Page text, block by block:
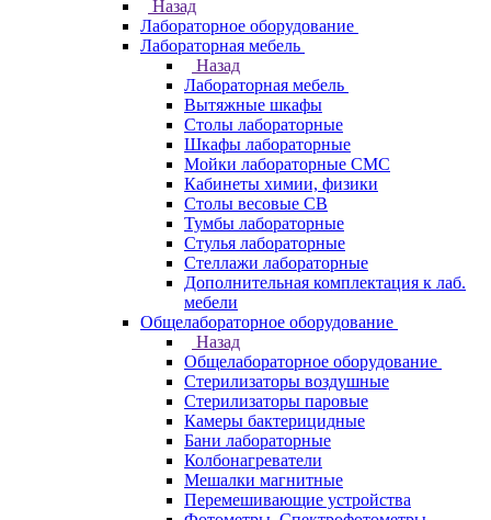
Назад
Лабораторное оборудование
Лабораторная мебель
Назад
Лабораторная мебель
Вытяжные шкафы
Столы лабораторные
Шкафы лабораторные
Мойки лабораторные СМС
Кабинеты химии, физики
Столы весовые СВ
Тумбы лабораторные
Стулья лабораторные
Стеллажи лабораторные
Дополнительная комплектация к лаб.
мебели
Общелабораторное оборудование
Назад
Общелабораторное оборудование
Стерилизаторы воздушные
Стерилизаторы паровые
Камеры бактерицидные
Бани лабораторные
Колбонагреватели
Мешалки магнитные
Перемешивающие устройства